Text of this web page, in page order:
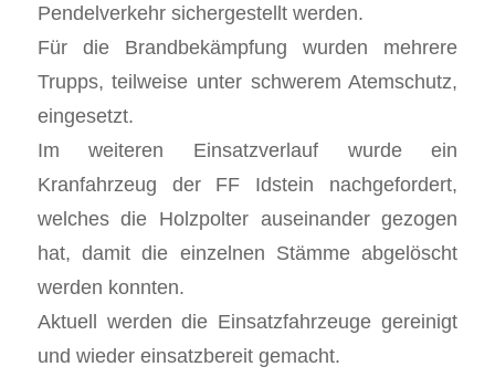
Pendelverkehr sichergestellt werden.
Für die Brandbekämpfung wurden mehrere
Trupps, teilweise unter schwerem Atemschutz,
eingesetzt.
Im weiteren Einsatzverlauf wurde ein
Kranfahrzeug der FF Idstein nachgefordert,
welches die Holzpolter auseinander gezogen
hat, damit die einzelnen Stämme abgelöscht
werden konnten.
Aktuell werden die Einsatzfahrzeuge gereinigt
und wieder einsatzbereit gemacht.